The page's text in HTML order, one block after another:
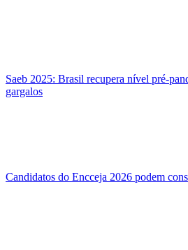
Saeb 2025: Brasil recupera nível pré-
gargalos
Candidatos do Encceja 2026 podem